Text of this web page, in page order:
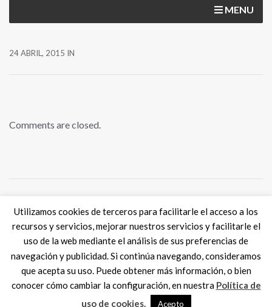
MENU
24 ABRIL, 2015 IN
Comments are closed.
Tweets por @eSkills4Jobs
Digital Skills ES 2017 SPAIN |Aviso legal|Política de Cookies
Utilizamos cookies de terceros para facilitarle el acceso a los
recursos y servicios, mejorar nuestros servicios y facilitarle el
uso de la web mediante el análisis de sus preferencias de
navegación y publicidad. Si continúa navegando, consideramos
que acepta su uso. Puede obtener más información, o bien
conocer cómo cambiar la configuración, en nuestra Política de
uso de cookies.
Acepto